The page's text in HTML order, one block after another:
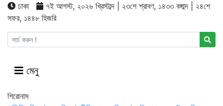
ঢাকা
৭ই আগস্ট, ২০২৬ খ্রিস্টাব্দ | ২৩শে শ্রাবণ, ১৪৩৩ বঙ্গাব্দ | ২৪শে
সফর, ১৪৪৮ হিজরি
মেনু
শিরোনাম